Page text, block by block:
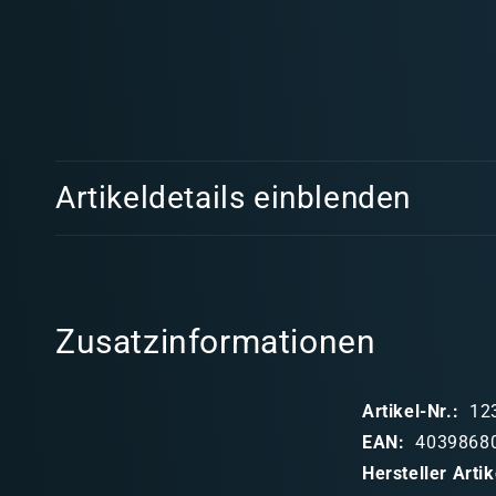
i
a
Artikeldetails einblenden
Zusatzinformationen
Artikel-Nr.:
EAN:
Hersteller